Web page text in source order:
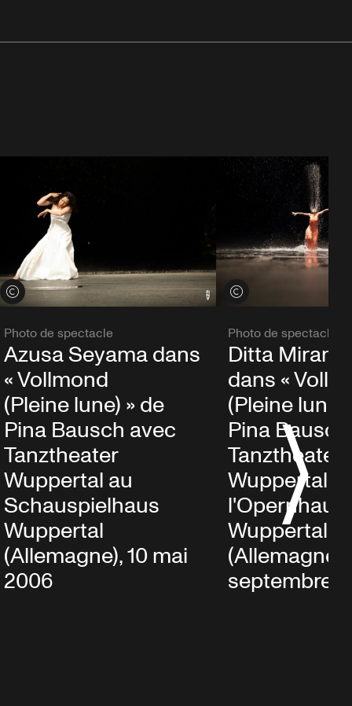
Voir les crédits
Photo de spectacle
Azusa Seyama dans
« Vollmond
(Pleine lune) » de
Pina Bausch avec
Tanztheater
Wuppertal au
Schauspielhaus
Wuppertal
(Allemagne), 10 mai
2006
Voir les crédits
Photo de spectacle
Ditta
dans «
(Pleine lune)
Pina
Tanztheater
Wuppertal à
l'Opernhaus
Wuppertal
(Allemagne),
septembre